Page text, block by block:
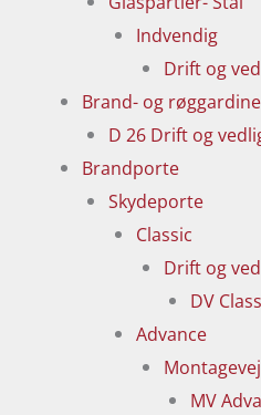
Indvendig
Drift og
Brand- og
D 26 Drift og
Brandporte
Skydeporte
Classic
Drift og
DV
Advance
MV